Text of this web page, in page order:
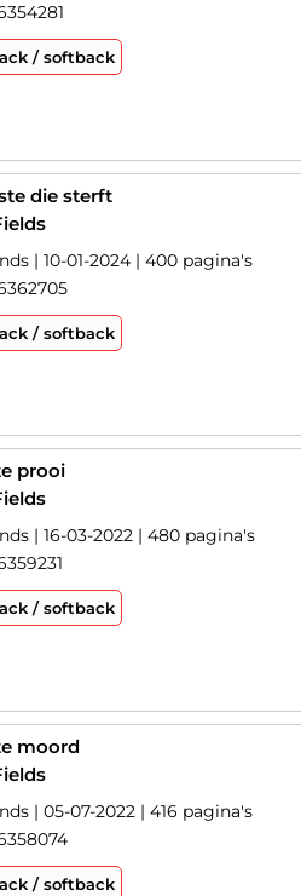
/ softback
die sterft
| 10-01-2024 | 400 pagina's
/ softback
prooi
| 16-03-2022 | 480 pagina's
/ softback
moord
| 05-07-2022 | 416 pagina's
/ softback